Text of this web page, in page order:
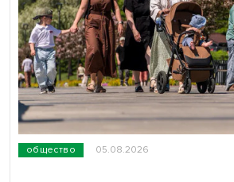
общество 05.08.2026